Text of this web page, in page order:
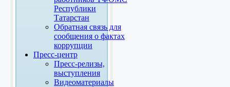
Республики
Татарстан
Обратная связь для
сообщения о фактах
коррупции
Пресс-центр
Пресс-релизы,
выступления
Видеоматериалы